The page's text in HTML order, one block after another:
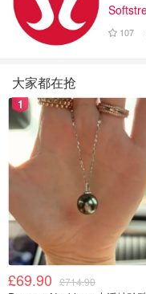
107
大家都在抢
1
£69.90 £714.90